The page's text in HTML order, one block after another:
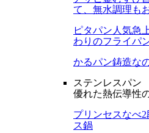
て、無水調理も
ピタパン 人気急
わりのフライパ
かるパン鋳造な
ステンレスパン
優れた熱伝導性
プリンセスなべ
ス鍋